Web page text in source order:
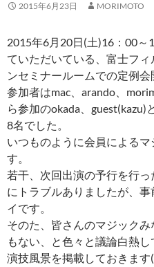
2015年6月23日 MORIMOTO
2015年6月20日(土)16：00
ていただいている、富士フ
ンセミナールームでの定例会
参加者はmac、arando、
ら参加のokada、guest(kazu)
8名でした。
いつものように会員による
す。
若干、次回出演の予行を行
にトラブルありましたが、
イです。
そのた、皆さんのマジック
もない、と色々と議論白熱
演技風景を掲載しておきま